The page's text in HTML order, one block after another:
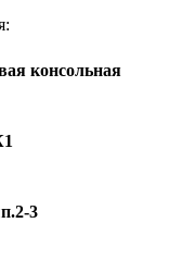
консольная
3